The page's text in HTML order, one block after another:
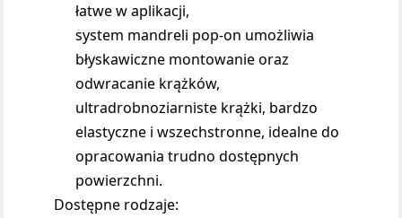
łatwe w aplikacji,
system mandreli pop-on umożliwia
błyskawiczne montowanie oraz
odwracanie krążków,
ultradrobnoziarniste krążki, bardzo
elastyczne i wszechstronne, idealne do
opracowania trudno dostępnych
powierzchni.
Dostępne rodzaje: